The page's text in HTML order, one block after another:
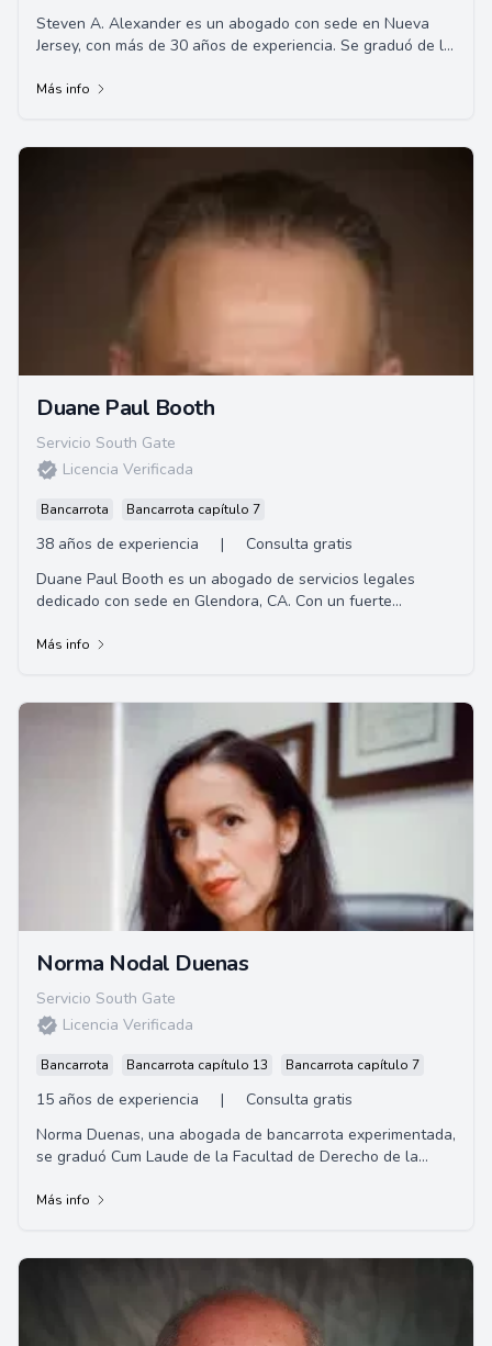
Steven A. Alexander es un abogado con sede en Nueva
Jersey, con más de 30 años de experiencia. Se graduó de la
Más info
Duane Paul Booth
Servicio South Gate
Licencia Verificada
Bancarrota Bancarrota capítulo 7
38 años de experiencia |
Consulta gratis
Duane Paul Booth es un abogado de servicios legales
dedicado con sede en Glendora, CA. Con un fuerte
Más info
Norma Nodal Duenas
Servicio South Gate
Licencia Verificada
Bancarrota Bancarrota capítulo 13 Bancarrota capítulo 7
15 años de experiencia |
Consulta gratis
Norma Duenas, una abogada de bancarrota experimentada,
se graduó Cum Laude de la Facultad de Derecho de la
Más info